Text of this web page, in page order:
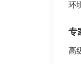
环
专
高